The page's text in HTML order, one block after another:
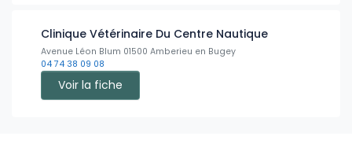
Clinique Vétérinaire Du Centre Nautique
Avenue Léon Blum 01500 Amberieu en Bugey
04 74 38 09 08
Voir la fiche